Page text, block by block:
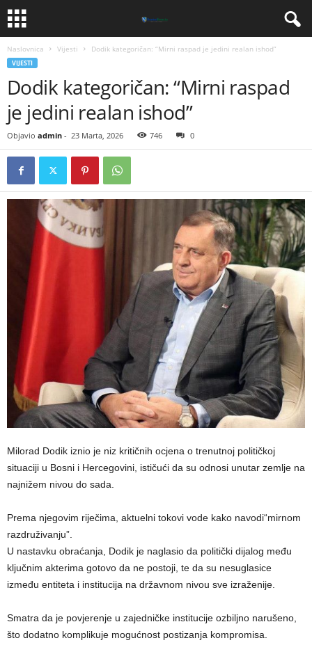
Naslovnica Vijesti ​Dodik kategoričan: “Mirni raspad je jedini realan ishod”
VIJESTI
​Dodik kategoričan: “Mirni raspad
je jedini realan ishod”
Objavio admin - 23 Marta, 2026 746 0
Milorad Dodik iznio je niz kritičnih ocjena o trenutnoj političkoj
situaciji u Bosni i Hercegovini, ističući da su odnosi unutar zemlje na
najnižem nivou do sada.
Prema njegovim riječima, aktuelni tokovi vode kako navodi“mirnom
razdruživanju”.
U nastavku obraćanja, Dodik je naglasio da politički dijalog među
ključnim akterima gotovo da ne postoji, te da su nesuglasice
između entiteta i institucija na državnom nivou sve izraženije.
Smatra da je povjerenje u zajedničke institucije ozbiljno narušeno,
što dodatno komplikuje mogućnost postizanja kompromisa.